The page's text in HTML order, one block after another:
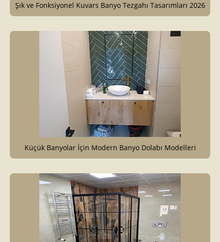
Şık ve Fonksiyonel Kuvars Banyo Tezgahı Tasarımları 2026
Küçük Banyolar İçin Modern Banyo Dolabı Modelleri